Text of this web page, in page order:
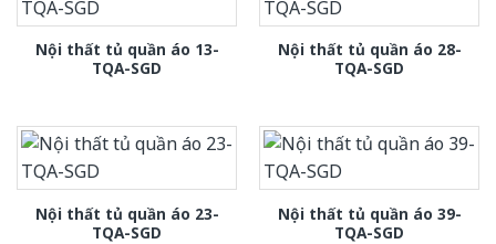
Nội thất tủ quần áo 13-
TQA-SGD
Nội thất tủ quần áo 28-
TQA-SGD
Nội thất tủ quần áo 23-
TQA-SGD
Nội thất tủ quần áo 39-
TQA-SGD